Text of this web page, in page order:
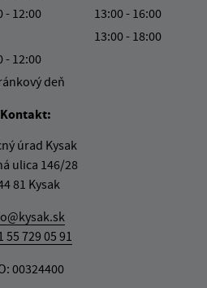
- 12:00
13:00 - 16:00
13:00 - 18:00
- 12:00
deň
Kontakt:
úrad Kysak
ulica 146/28
81 Kysak
55 729 05 91
00324400